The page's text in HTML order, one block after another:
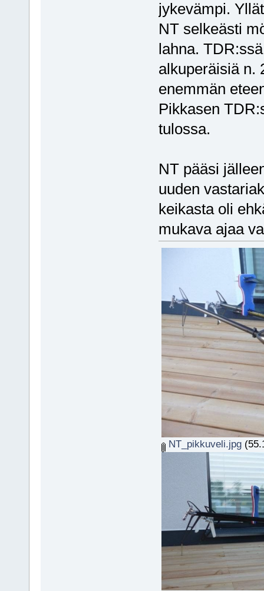
jykevämpi.
NT selkeästi
lahna.
alkuperäisiä n.
enemmän
Pikkasen
tulossa.
NT pääsi
uuden
keikasta oli
mukava ajaa
NT_pikkuveli.jpg